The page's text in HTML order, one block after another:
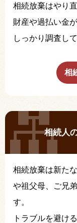
相続放棄はやり
財産や過払い金
しっかり調査し
相
相続人
相続放棄は新た
や祖父母、ご兄
す。
トラブルを避け